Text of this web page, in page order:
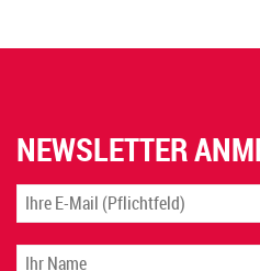
NEWSLETTER